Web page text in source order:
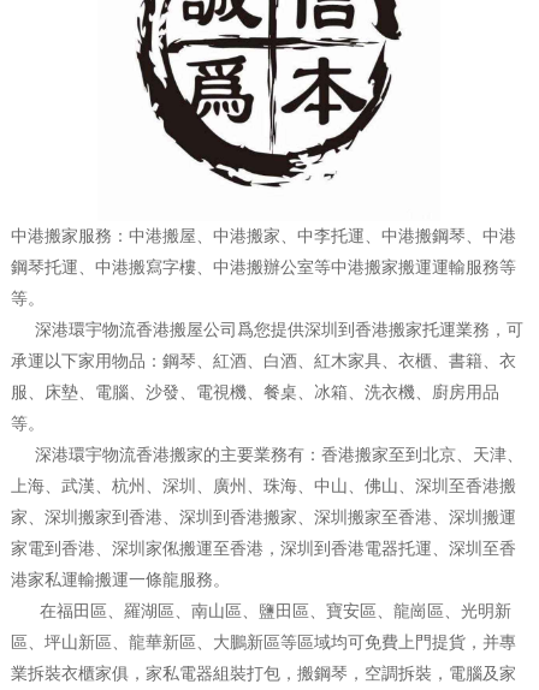
中港搬家服務：中港搬屋、中港搬家、中李托運、中港搬鋼琴、中港
鋼琴托運、中港搬寫字樓、中港搬辦公室等中港搬家搬運運輸服務等
等。
深港環宇物流香港搬屋公司爲您提供深圳到香港搬家托運業務，可
承運以下家用物品：鋼琴、紅酒、白酒、紅木家具、衣櫃、書籍、衣
服、床墊、電腦、沙發、電視機、餐桌、冰箱、洗衣機、廚房用品
等。
深港環宇物流香港搬家的主要業務有：香港搬家至到北京、天津、
上海、武漢、杭州、深圳、廣州、珠海、中山、佛山、深圳至香港搬
家、深圳搬家到香港、深圳到香港搬家、深圳搬家至香港、深圳搬運
家電到香港、深圳家俬搬運至香港，深圳到香港電器托運、深圳至香
港家私運輸搬運一條龍服務。
在福田區、羅湖區、南山區、鹽田區、寶安區、龍崗區、光明新
區、坪山新區、龍華新區、大鵬新區等區域均可免費上門提貨，并專
業拆裝衣櫃家俱，家私電器組裝打包，搬鋼琴，空調拆裝，電腦及家